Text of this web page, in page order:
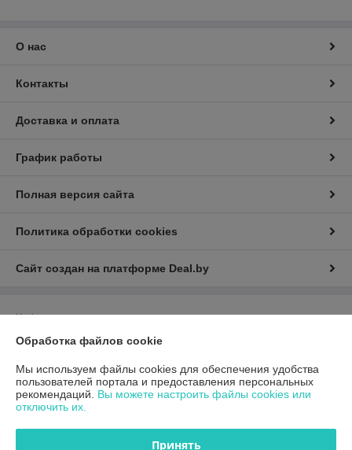
О нас
Контакты
Доставка и оплата
График работы
Полная версия сайта
Политика обработки cookies
Сайт создан на платформе Deal.by
Информация для покупателя
Юридическое лицо:Общество с ограниченной ответственностью
г. Минск, ул. Инженерная, 28, каб. 11
Регистрационный номер ЕГР: 193790359
Регистрационный орган: Минский горисполком
Обработка файлов cookie
Мы используем файлы cookies для обеспечения удобства
пользователей портала и предоставления персональных
рекомендаций. Вы можете настроить файлы cookies или
отключить их.
Принять